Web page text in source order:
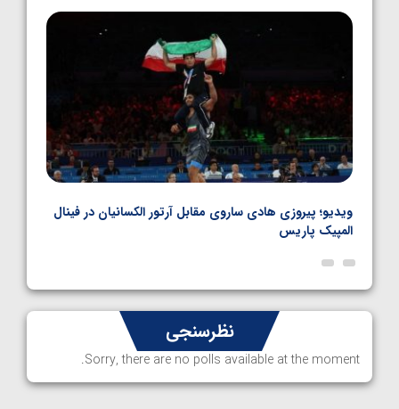
1405/05/06
ویدیو؛ پیروزی هادی ساروی مقابل آرتور الکسانیان در فینال
المپیک پاریس
نظرسنجی
Sorry, there are no polls available at the moment.